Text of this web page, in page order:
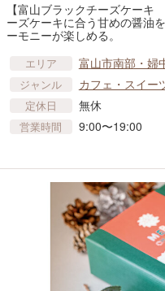
【富山ブラックチーズケー
ーズケーキに合う甘めの醤油
ーモニーが楽しめる。
エリア 富山市南部・婦
ジャンル カフェ・スイー
定休日 無休
営業時間 9:00〜19:00